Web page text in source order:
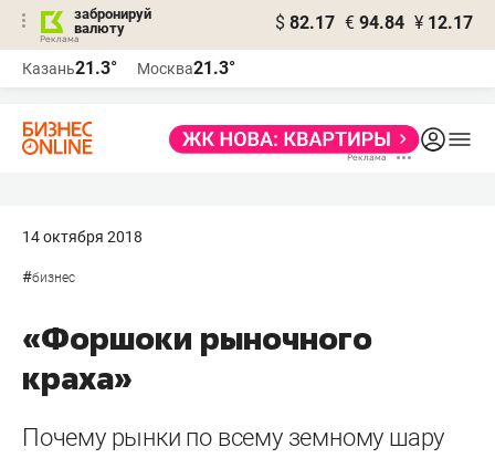
забронируй
валюту
$ 82.17 € 94.84 ¥ 12.17
Казань21.3° Москва21.3°
14 октября 2018
#бизнес
«Форшоки рыночного
краха»
Почему рынки по всему земному шару